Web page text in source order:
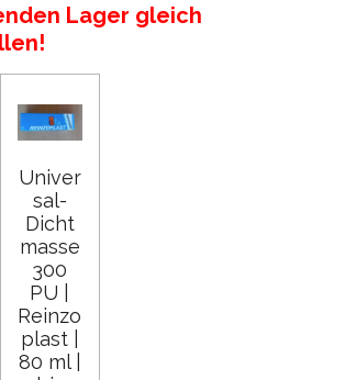
Lager gleich
Univer
sal-
Dicht
masse
300
PU |
Reinzo
plast |
80 ml |